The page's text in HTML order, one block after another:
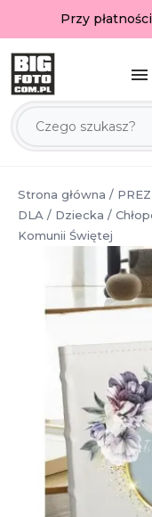
Przy
menu
Strona główna /
DLA / Dziecka /
Komunii Świętej